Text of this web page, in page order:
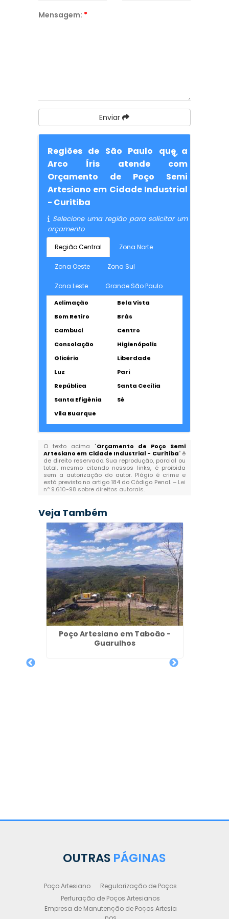
Mensagem: *
Enviar
Regiões de São Paulo que a
Arco Íris atende com
Orçamento de Poço Semi
Artesiano em Cidade Industrial
- Curitiba
Selecione uma região para solicitar um
orçamento
Região Central Zona Norte
Zona Oeste Zona Sul
Zona Leste Grande São Paulo
Aclimação
Bela Vista
Bom Retiro
Brás
Cambuci
Centro
Consolação
Higienópolis
Glicério
Liberdade
Luz
Pari
República
Santa Cecília
Santa Efigênia
Sé
Vila Buarque
O texto acima "Orçamento de Poço Semi
Artesiano em Cidade Industrial - Curitiba" é
de direito reservado. Sua reprodução, parcial ou
total, mesmo citando nossos links, é proibida
sem a autorização do autor. Plágio é crime e
está previsto no artigo 184 do Código Penal. – Lei
n° 9.610-98 sobre direitos autorais.
Veja Também
Poço Artesiano em Taboão -
Guarulhos
OUTRAS PÁGINAS
Poço Artesiano
Regularização de Poços
Perfuração de Poços Artesianos
Empresa de Manutenção de Poços Artesia